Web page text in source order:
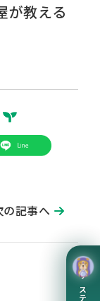
が教える
の記事へ